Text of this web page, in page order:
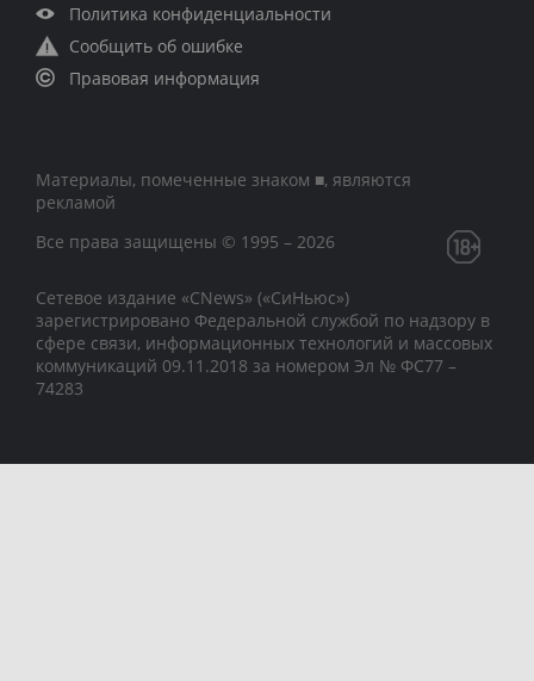
Политика конфиденциальности
Сообщить об ошибке
Правовая информация
Материалы, помеченные знаком ■, являются
рекламой
Все права защищены © 1995 – 2026
Сетевое издание «CNews» («СиНьюс»)
зарегистрировано Федеральной службой по надзору в
сфере связи, информационных технологий и массовых
коммуникаций 09.11.2018 за номером Эл № ФС77 –
74283